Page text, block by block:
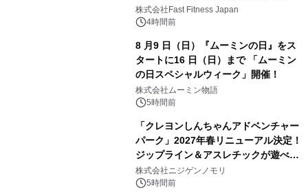
株式会社Fast Fitness Japan
4時間前
8 月9 日（日）『ムーミンの日』をス
タートに16 日（日）まで 「ムーミン
の日スペシャルウィーク」開催！
株式会社ムーミン物語
5時間前
「クレヨンしんちゃんアドベンチャー
パーク」2027年春リニューアル決定！
ジップライン＆アスレチックが遊べる
のは今年が最後！ 「ラスト！ドキがム
ネムネ～大作戦！」始動
株式会社ニジゲンノモリ
5時間前